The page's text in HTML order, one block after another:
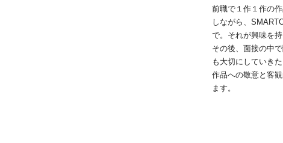
前職で１作１作の
しながら、
で。それが興味を
その後、面接の中
も大切にしていき
作品への敬意と客
ます。